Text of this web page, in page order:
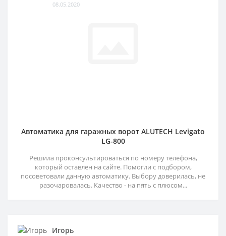
08.05.2020
Автоматика для гаражных ворот ALUTECH Levigato
LG-800
Решила проконсультироваться по номеру телефона,
который оставлен на сайте. Помогли с подбором,
посоветовали данную автоматику. Выбору доверилась, не
разочаровалась. Качество - на пять с плюсом...
Игорь